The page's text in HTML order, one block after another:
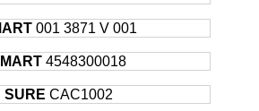
GALANT Hatchback
1992 -
1996
1994 -
1996
001 3871 V 001
4548300018
SURE CAC1002